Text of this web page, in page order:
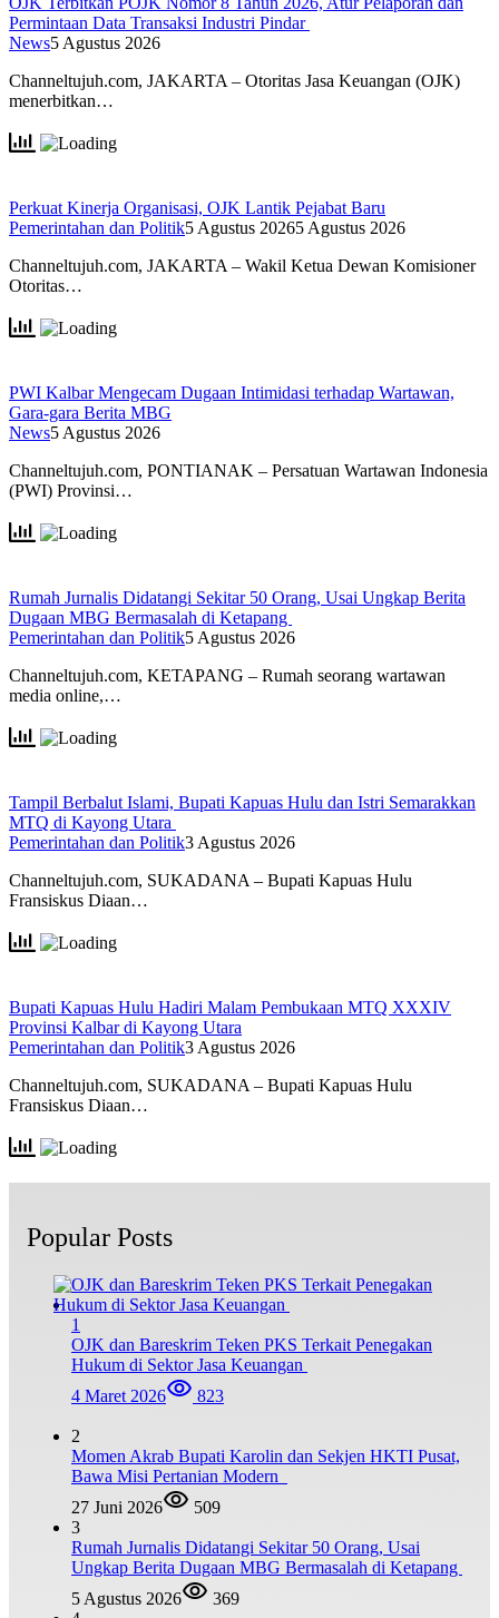
Permintaan Data Transaksi Industri Pindar
News5 Agustus 2026
Channeltujuh.com, JAKARTA – Otoritas Jasa Keuangan (OJK)
menerbitkan…
Perkuat Kinerja Organisasi, OJK Lantik Pejabat Baru
Pemerintahan dan Politik5 Agustus 20265 Agustus 2026
Channeltujuh.com, JAKARTA – Wakil Ketua Dewan Komisioner
Otoritas…
PWI Kalbar Mengecam Dugaan Intimidasi terhadap Wartawan,
Gara-gara Berita MBG
News5 Agustus 2026
Channeltujuh.com, PONTIANAK – Persatuan Wartawan Indonesia
(PWI) Provinsi…
Rumah Jurnalis Didatangi Sekitar 50 Orang, Usai Ungkap Berita
Dugaan MBG Bermasalah di Ketapang
Pemerintahan dan Politik5 Agustus 2026
Channeltujuh.com, KETAPANG – Rumah seorang wartawan
media online,…
Tampil Berbalut Islami, Bupati Kapuas Hulu dan Istri Semarakkan
MTQ di Kayong Utara
Pemerintahan dan Politik3 Agustus 2026
Channeltujuh.com, SUKADANA – Bupati Kapuas Hulu
Fransiskus Diaan…
Bupati Kapuas Hulu Hadiri Malam Pembukaan MTQ XXXIV
Provinsi Kalbar di Kayong Utara
Pemerintahan dan Politik3 Agustus 2026
Channeltujuh.com, SUKADANA – Bupati Kapuas Hulu
Fransiskus Diaan…
Popular Posts
1
OJK dan Bareskrim Teken PKS Terkait Penegakan
Hukum di Sektor Jasa Keuangan
4 Maret 2026
823
2
Momen Akrab Bupati Karolin dan Sekjen HKTI Pusat,
Bawa Misi Pertanian Modern
27 Juni 2026
509
3
Rumah Jurnalis Didatangi Sekitar 50 Orang, Usai
Ungkap Berita Dugaan MBG Bermasalah di Ketapang
5 Agustus 2026
369